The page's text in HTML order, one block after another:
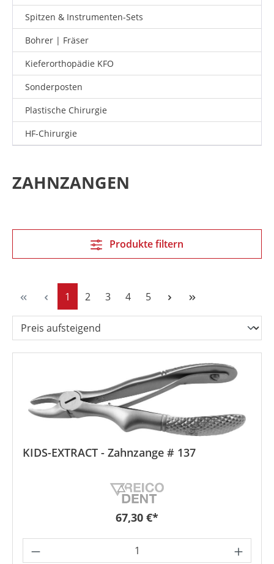
Spitzen & Instrumenten-Sets
Bohrer | Fräser
Kieferorthopädie KFO
Sonderposten
Plastische Chirurgie
HF-Chirurgie
ZAHNZANGEN
Produkte filtern
Seite
1 Seite
2 Seite
3 Seite
4 Seite
5
KIDS-EXTRACT - Zahnzange # 137
Regulärer Preis:
67,30 €*
Produkt Anzahl: Gib den